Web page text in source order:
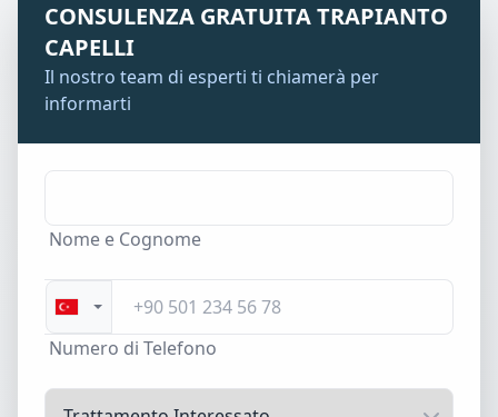
CONSULENZA GRATUITA TRAPIANTO
CAPELLI
Il nostro team di esperti ti chiamerà per
informarti
Nome e Cognome
Numero di Telefono